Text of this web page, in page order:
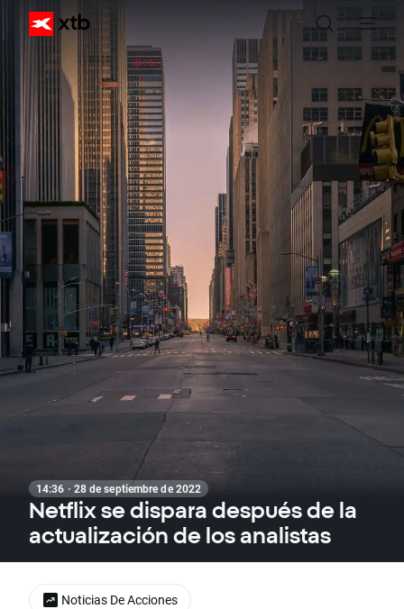
14:36 · 28 de septiembre de 2022
Netflix se dispara después de la
actualización de los analistas
Noticias De Acciones